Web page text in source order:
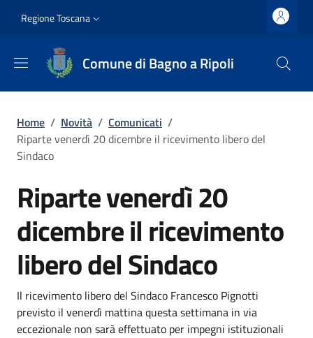
Slim top
Regione Toscana
Comune di Bagno a Ripoli
Briciole di pane
Home / Novità / Comunicati /
Riparte venerdì 20 dicembre il ricevimento libero del
Sindaco
Riparte venerdì 20
dicembre il ricevimento
libero del Sindaco
Dettagli
Descrizione breve
Il ricevimento libero del Sindaco Francesco Pignotti
previsto il venerdì mattina questa settimana in via
eccezionale non sarà effettuato per impegni istituzionali